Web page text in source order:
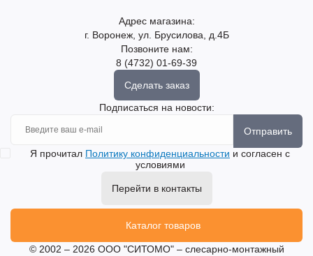
Адрес магазина:
г. Воронеж, ул. Брусилова, д.4Б
Позвоните нам:
8 (4732) 01-69-39
Сделать заказ
Подписаться на новости:
Отправить
Я прочитал Политику конфиденциальности и согласен с
условиями
Перейти в контакты
Каталог товаров
© 2002 – 2026 ООО "СИТОМО" – слесарно-монтажный